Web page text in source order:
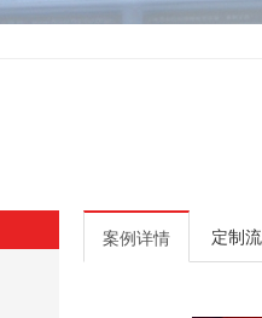
案例详情 定制